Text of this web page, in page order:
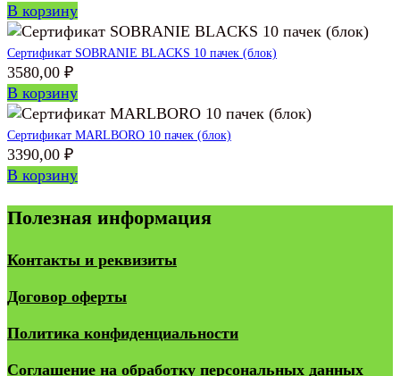
В корзину
Сертификат SOBRANIE BLACKS 10 пачек (блок)
3580,00 ₽
В корзину
Сертификат MARLBORO 10 пачек (блок)
3390,00 ₽
В корзину
Полезная информация
Контакты и реквизиты
Договор оферты
Политика конфиденциальности
Соглашение на обработку персональных данных